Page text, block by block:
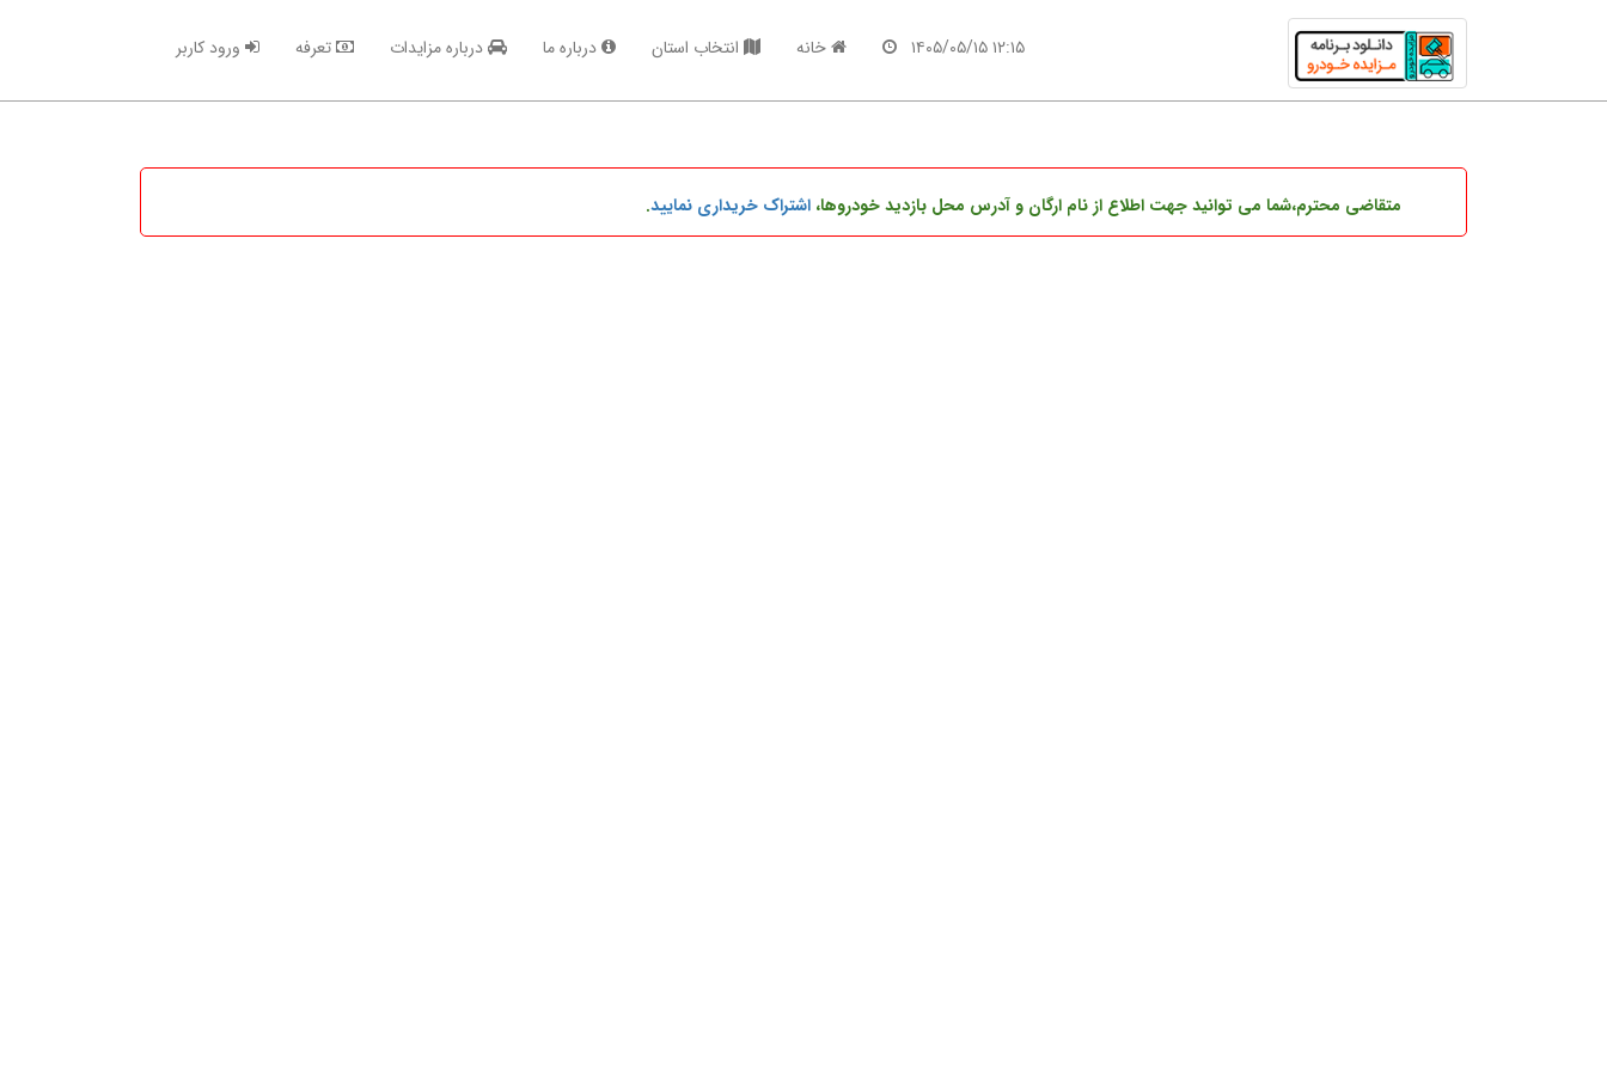
۱۲:۱۵ ۱۴۰۵/۰۵/۱۵ خانه انتخاب استان درباره ما درباره مزایدات تعرفه ورود کاربر
متقاضی محترم،شما می توانید جهت اطلاع از نام ارگان و آدرس محل بازدید خودروها،اشتراک خریداری نمایید.